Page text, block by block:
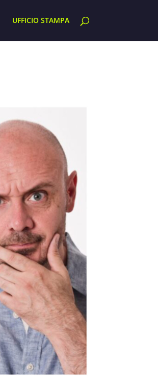
UFFICIO STAMPA